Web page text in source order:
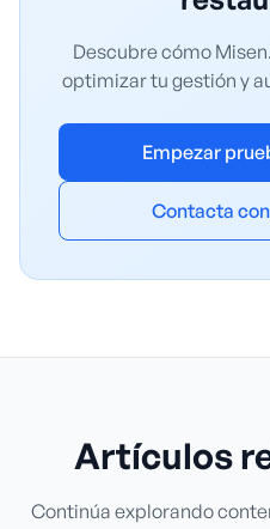
Descubre cómo
optimizar tu gestión y
Empezar
Contacta
Artículos
Continúa explorando